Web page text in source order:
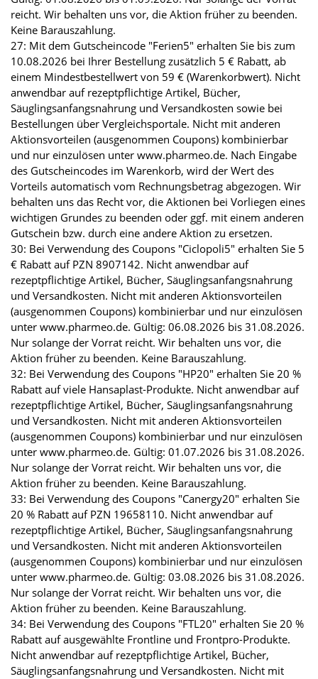
reicht. Wir behalten uns vor, die Aktion früher zu beenden.
Keine Barauszahlung.
27: Mit dem Gutscheincode "Ferien5" erhalten Sie bis zum
10.08.2026 bei Ihrer Bestellung zusätzlich 5 € Rabatt, ab
einem Mindestbestellwert von 59 € (Warenkorbwert). Nicht
anwendbar auf rezeptpflichtige Artikel, Bücher,
Säuglingsanfangsnahrung und Versandkosten sowie bei
Bestellungen über Vergleichsportale. Nicht mit anderen
Aktionsvorteilen (ausgenommen Coupons) kombinierbar
und nur einzulösen unter www.pharmeo.de. Nach Eingabe
des Gutscheincodes im Warenkorb, wird der Wert des
Vorteils automatisch vom Rechnungsbetrag abgezogen. Wir
behalten uns das Recht vor, die Aktionen bei Vorliegen eines
wichtigen Grundes zu beenden oder ggf. mit einem anderen
Gutschein bzw. durch eine andere Aktion zu ersetzen.
30: Bei Verwendung des Coupons "Ciclopoli5" erhalten Sie 5
€ Rabatt auf PZN 8907142. Nicht anwendbar auf
rezeptpflichtige Artikel, Bücher, Säuglingsanfangsnahrung
und Versandkosten. Nicht mit anderen Aktionsvorteilen
(ausgenommen Coupons) kombinierbar und nur einzulösen
unter www.pharmeo.de. Gültig: 06.08.2026 bis 31.08.2026.
Nur solange der Vorrat reicht. Wir behalten uns vor, die
Aktion früher zu beenden. Keine Barauszahlung.
32: Bei Verwendung des Coupons "HP20" erhalten Sie 20 %
Rabatt auf viele Hansaplast-Produkte. Nicht anwendbar auf
rezeptpflichtige Artikel, Bücher, Säuglingsanfangsnahrung
und Versandkosten. Nicht mit anderen Aktionsvorteilen
(ausgenommen Coupons) kombinierbar und nur einzulösen
unter www.pharmeo.de. Gültig: 01.07.2026 bis 31.08.2026.
Nur solange der Vorrat reicht. Wir behalten uns vor, die
Aktion früher zu beenden. Keine Barauszahlung.
33: Bei Verwendung des Coupons "Canergy20" erhalten Sie
20 % Rabatt auf PZN 19658110. Nicht anwendbar auf
rezeptpflichtige Artikel, Bücher, Säuglingsanfangsnahrung
und Versandkosten. Nicht mit anderen Aktionsvorteilen
(ausgenommen Coupons) kombinierbar und nur einzulösen
unter www.pharmeo.de. Gültig: 03.08.2026 bis 31.08.2026.
Nur solange der Vorrat reicht. Wir behalten uns vor, die
Aktion früher zu beenden. Keine Barauszahlung.
34: Bei Verwendung des Coupons "FTL20" erhalten Sie 20 %
Rabatt auf ausgewählte Frontline und Frontpro-Produkte.
Nicht anwendbar auf rezeptpflichtige Artikel, Bücher,
Säuglingsanfangsnahrung und Versandkosten. Nicht mit